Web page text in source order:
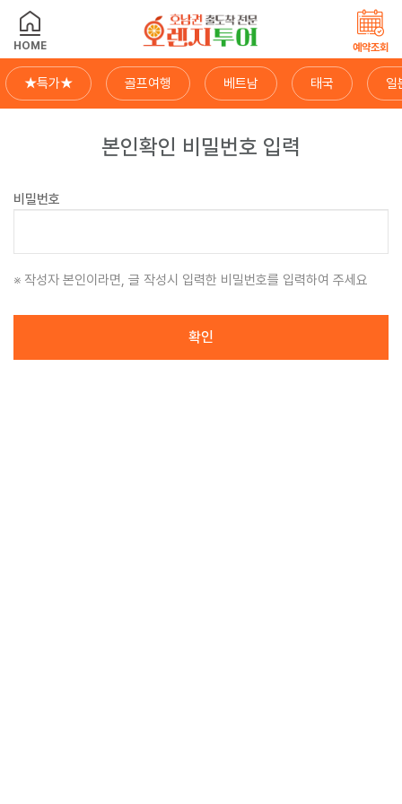
HOME 예약조회
★특가★ 골프여행 베트남 태국 일
본인확인 비밀번호 입력
비밀번호
작성자 본인이라면, 글 작성시 입력한 비밀번호를 입력하여 주세요
확인